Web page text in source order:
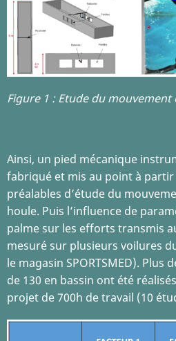
Figure 1 : Etude du mouvement
Ainsi, un pied mécanique
fabriqué et mis au point à partir
préalables d’étude du
houle. Puis l’influence de
palme sur les efforts transmis
mesuré sur plusieurs voilures
le magasin SPORTSMED). Plus
de 130 en bassin ont été
projet de 700h de travail (10